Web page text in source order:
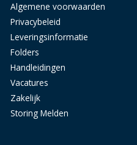
Algemene voorwaarden
Privacybeleid
Leveringsinformatie
Folders
Handleidingen
Vacatures
Zakelijk
Storing Melden